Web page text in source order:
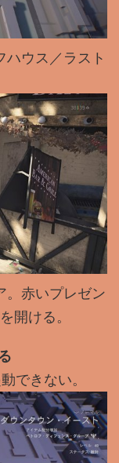
ハウス／ラスト
。赤いプレゼン
開ける。
できない。